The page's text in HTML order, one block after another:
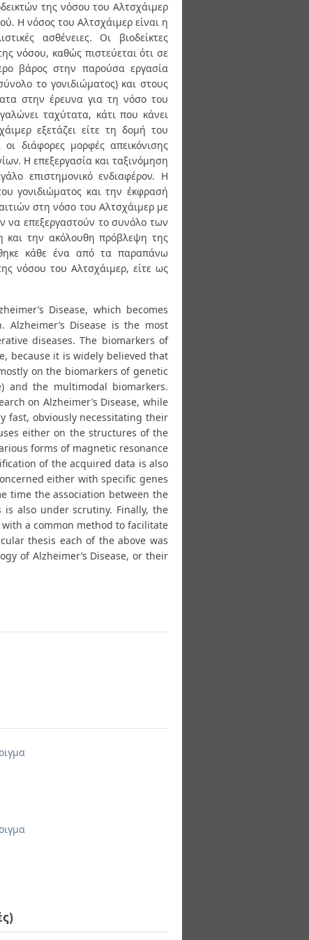
της νόσου του Αλτσχάιμερ
Η νόσος του Αλτσχάιμερ είναι η
ασθένειες. Οι βιοδείκτες
νόσου, καθώς πιστεύεται ότι σε
βάρος στην παρούσα εργασία
το γονιδιώματος) και στους
στην έρευνα για τη νόσο του
ταχύτατα, κάτι που κάνει
εξετάζει είτε τη δομή του
οι διάφορες μορφές απεικόνισης
Η επεξεργασία και ταξινόμηση
επιστημονικό ενδιαφέρον. Η
γονιδιώματος και την έκφρασή
στη νόσο του Αλτσχάιμερ με
να επεξεργαστούν το συνόλο των
και την ακόλουθη πρόβλεψη της
κάθε ένα από τα παραπάνω
νόσου του Αλτσχάιμερ, είτε ως
Disease, which becomes
Disease is the most
diseases. The biomarkers of
because it is widely believed that
on the biomarkers of genetic
and the multimodal biomarkers.
on Alzheimer’s Disease, while
fast, obviously necessitating their
either on the structures of the
forms of magnetic resonance
of the acquired data is also
either with specific genes
time the association between the
is also under scrutiny. Finally, the
a common method to facilitate
thesis each of the above was
of Alzheimer’s Disease, or their